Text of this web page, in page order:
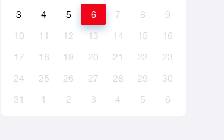
3
4 5 6 7 8
9
10
11 12 13 14 15
16
17
18 19 20 21 22
23
24
25 26 27 28 29
30
31
1 2 3 4 5 6